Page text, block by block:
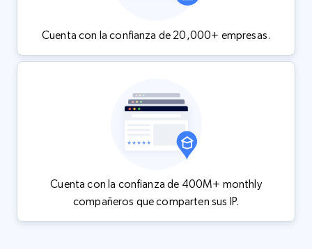
Cuenta con la confianza de 20,000+ empresas.
Cuenta con la confianza de 400M+ monthly
compañeros que comparten sus IP.